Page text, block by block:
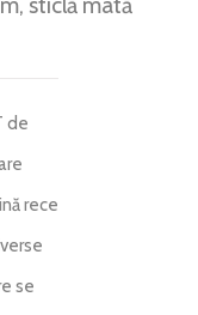
de
rece
se